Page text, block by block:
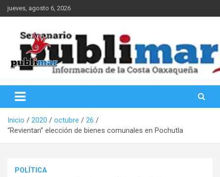
Saltar
al
jueves, agosto 6, 2026
PubliMar
Inicio 2020 octubre
26
“Revientan” elección de bienes comunales en Pochutla
POLÍTICA